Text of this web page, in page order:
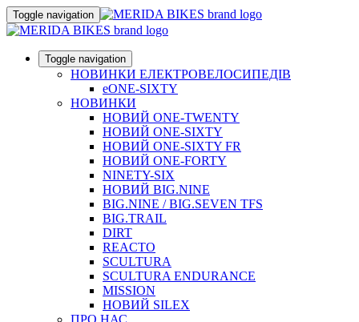
Toggle navigation
Toggle navigation
НОВИНКИ ЕЛЕКТРОВЕЛОСИПЕДІВ
eONE-SIXTY
НОВИНКИ
НОВИЙ ONE-TWENTY
НОВИЙ ONE-SIXTY
НОВИЙ ONE-SIXTY FR
НОВИЙ ONE-FORTY
NINETY-SIX
НОВИЙ BIG.NINE
BIG.NINE / BIG.SEVEN TFS
BIG.TRAIL
DIRT
REACTO
SCULTURA
SCULTURA ENDURANCE
MISSION
НОВИЙ SILEX
ПРО НАС